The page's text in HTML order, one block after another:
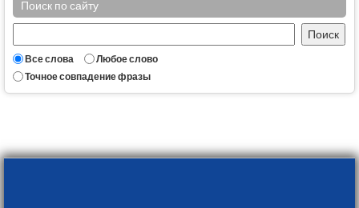
Поиск по сайту
Все слова
Любое слово
Точное совпадение фразы